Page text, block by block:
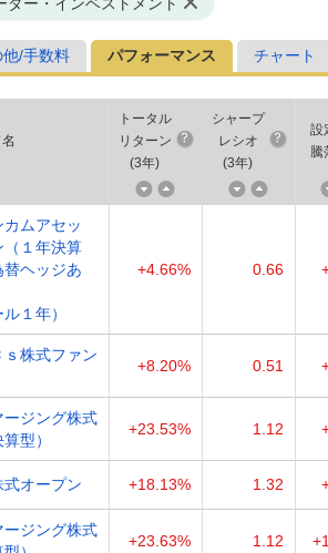
他/手数料 パフォーマンス チャート
トータル
リターン
(3年)
シャープ
レシオ
(3年)
設
騰
ムアセッ
（１年決算
ヘッジあ
１年）
+4.66% 0.66
株式ファン
+8.20% 0.51
ージング株式
型）
+23.53% 1.12
オープン +18.13% 1.32
ージング株式
+23.63% 1.12